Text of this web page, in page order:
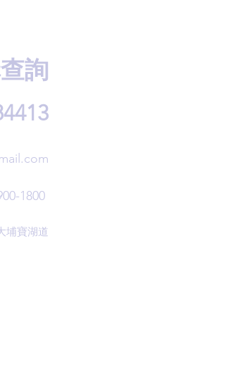
詢
1800
埔寶湖道